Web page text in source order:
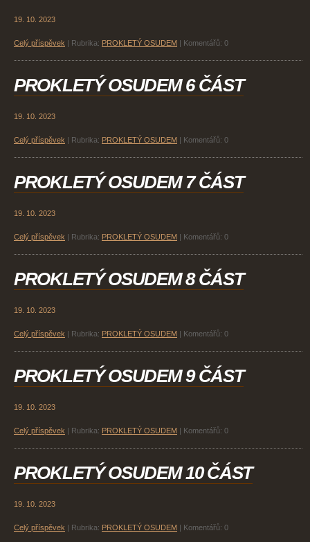
19. 10. 2023
Celý příspěvek Rubrika: PROKLETÝ OSUDEM Komentářů: 0
PROKLETÝ OSUDEM 6 ČÁST
19. 10. 2023
Celý příspěvek Rubrika: PROKLETÝ OSUDEM Komentářů: 0
PROKLETÝ OSUDEM 7 ČÁST
19. 10. 2023
Celý příspěvek Rubrika: PROKLETÝ OSUDEM Komentářů: 0
PROKLETÝ OSUDEM 8 ČÁST
19. 10. 2023
Celý příspěvek Rubrika: PROKLETÝ OSUDEM Komentářů: 0
PROKLETÝ OSUDEM 9 ČÁST
19. 10. 2023
Celý příspěvek Rubrika: PROKLETÝ OSUDEM Komentářů: 0
PROKLETÝ OSUDEM 10 ČÁST
19. 10. 2023
Celý příspěvek Rubrika: PROKLETÝ OSUDEM Komentářů: 0